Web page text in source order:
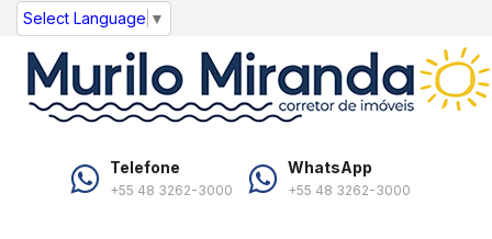
Select Language ▼
Telefone
+55 48 3262-3000
WhatsApp
+55 48 3262-3000